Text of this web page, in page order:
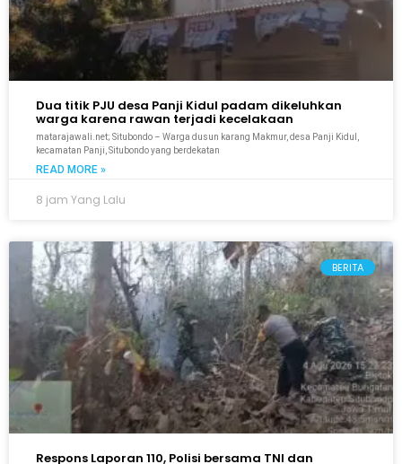
Dua titik PJU desa Panji Kidul padam dikeluhkan
warga karena rawan terjadi kecelakaan
matarajawali.net; Situbondo – Warga dusun karang Makmur, desa Panji Kidul,
kecamatan Panji, Situbondo yang berdekatan
READ MORE »
8 jam Yang Lalu
BERITA
Respons Laporan 110, Polisi bersama TNI dan